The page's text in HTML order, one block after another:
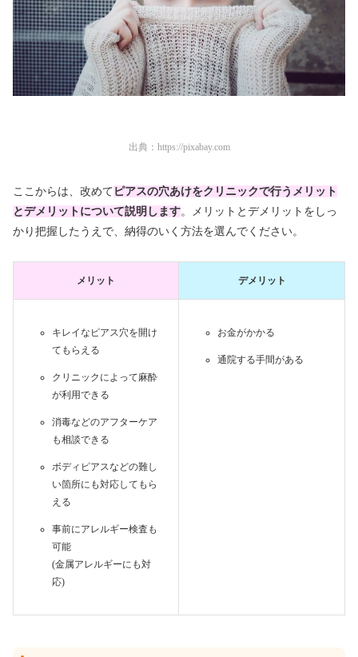
出典： https://pixabay.com
ここからは、改めて ピアスの穴あけをクリニックで行うメリット
とデメリットについて説明します。メリットとデメリットをしっ
かり把握したうえで、納得のいく方法を選んでください。
メリット デメリット
キレイなピアス穴を開け
てもらえる
クリニックによって麻酔
が利用できる
消毒などのアフターケア
も相談できる
ボディピアスなどの難し
い箇所にも対応してもら
える
事前にアレルギー検査も
可能
(金属アレルギーにも対
応)
お金がかかる
通院する手間がある